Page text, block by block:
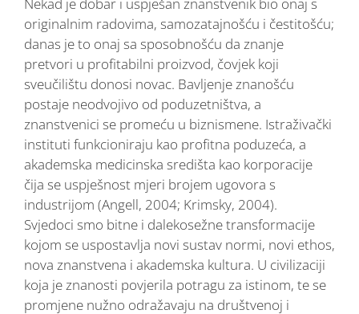
Nekad je dobar i uspješan znanstvenik bio onaj s
originalnim radovima, samozatajnošću i čestitošću;
danas je to onaj sa sposobnošću da znanje
pretvori u profitabilni proizvod, čovjek koji
sveučilištu donosi novac. Bavljenje znanošću
postaje neodvojivo od poduzetništva, a
znanstvenici se promeću u biznismene. Istraživački
instituti funkcioniraju kao profitna poduzeća, a
akademska medicinska središta kao korporacije
čija se uspješnost mjeri brojem ugovora s
industrijom (Angell, 2004; Krimsky, 2004).
Svjedoci smo bitne i dalekosežne transformacije
kojom se uspostavlja novi sustav normi, novi ethos,
nova znanstvena i akademska kultura. U civilizaciji
koja je znanosti povjerila potragu za istinom, te se
promjene nužno odražavaju na društvenoj i